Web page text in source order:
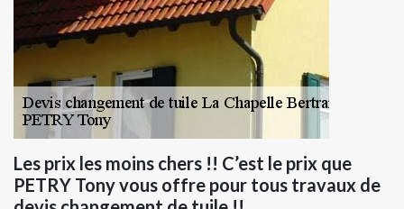
Les prix les moins chers !! C’est le prix que
PETRY Tony vous offre pour tous travaux de